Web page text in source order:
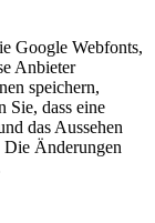
Google Webfonts,
Anbieter
speichern,
Sie, dass eine
das Aussehen
Die Änderungen